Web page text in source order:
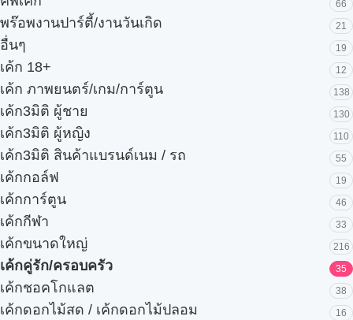
66
พร๊อพงานปาร์ตี้/งานวันเกิด 21
อื่นๆ 19
เค้ก 18+ 12
เค้ก ภาพยนตร์/เกม/การ์ตูน 138
เค้ก3มิติ ผู้ชาย 130
เค้ก3มิติ ผู้หญิง 110
เค้ก3มิติ สินค้าแบรนด์เนม / รถ 55
เค้กกอล์ฟ 19
เค้กการ์ตูน 46
เค้กกีฬา 33
เค้กขนาดใหญ่ 216
เค้กคู่รัก/ครอบครัว 35
เค้กชอคโกแลต 38
เค้กดอกไม้สด / เค้กดอกไม้ปลอม 16